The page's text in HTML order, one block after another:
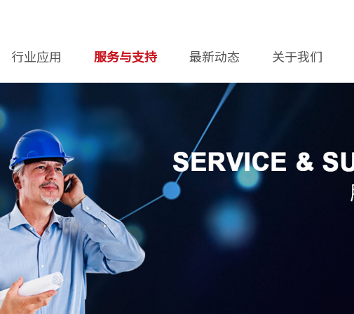
行业应用 服务与支持 最新动态 关于我们